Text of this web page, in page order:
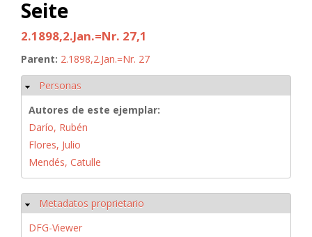
Seite
2.1898,2.Jan.=Nr. 27,1
Parent: 2.1898,2.Jan.=Nr. 27
Ocultar
Personas
Autores de este ejemplar:
Darío, Rubén
Flores, Julio
Mendés, Catulle
Ocultar
Metadatos proprietario
DFG-Viewer